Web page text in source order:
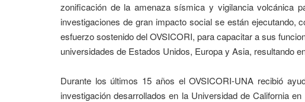
zonificación de la amenaza sísmica y vigilancia volcánica
investigaciones de gran impacto social se están
esfuerzo sostenido del OVSICORI, para capacitar a sus
universidades de Estados Unidos, Europa y Asia, resultando
Durante los últimos 15 años el OVSICORI-UNA recibió
investigación desarrollados en la Universidad de California